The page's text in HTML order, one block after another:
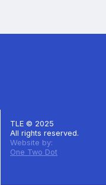
TLE © 2025
All rights reserved.
Website by:
One Two Dot